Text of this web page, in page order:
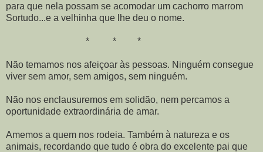
para que nela possam se acomodar um cachorro marrom
Sortudo...e a velhinha que lhe deu o nome.
* * *
Não temamos nos afeiçoar às pessoas. Ninguém consegue
viver sem amor, sem amigos, sem ninguém.
Não nos enclausuremos em solidão, nem percamos a
oportunidade extraordinária de amar.
Amemos a quem nos rodeia. Também à natureza e os
animais, recordando que tudo é obra do excelente pai que